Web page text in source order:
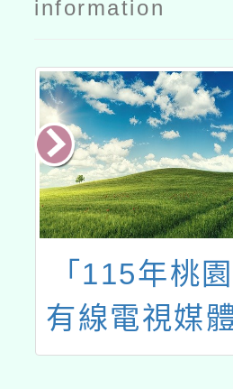
information
「115年桃
有線電視媒
驗營」